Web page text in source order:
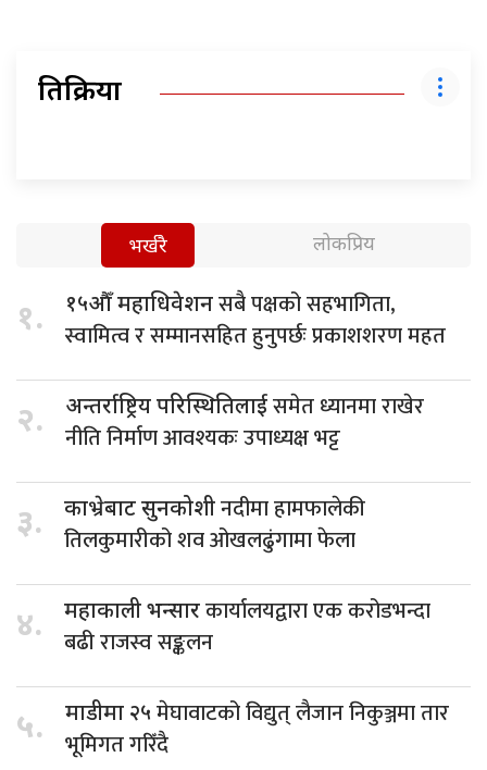
प्रतिक्रिया
भर्खरै लोकप्रिय
१. १५औँ महाधिवेशनसबै पक्षको सहभागिता,
स्वामित्व र सम्मानसहित हुनुपर्छः प्रकाशशरण महत
२. अन्तर्राष्ट्रिय परिस्थितिलाईसमेत ध्यानमा राखेर
नीति निर्माण आवश्यकः उपाध्यक्ष भट्ट
३. काभ्रेबाट सुनकोशीनदीमा हामफालेकी
तिलकुमारीको शव ओखलढुंगामा फेला
४. महाकाली भन्सारकार्यालयद्वारा एक करोडभन्दा
बढी राजस्व सङ्कलन
५. माडीमा २५ मेघावाटको विद्युत् लैजान निकुञ्जमा तार
भूमिगत गरिँदै